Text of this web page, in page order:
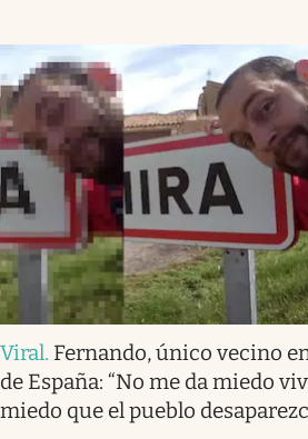
Viral. Fernando, único vecino
de España: “No me da miedo
miedo que el pueblo